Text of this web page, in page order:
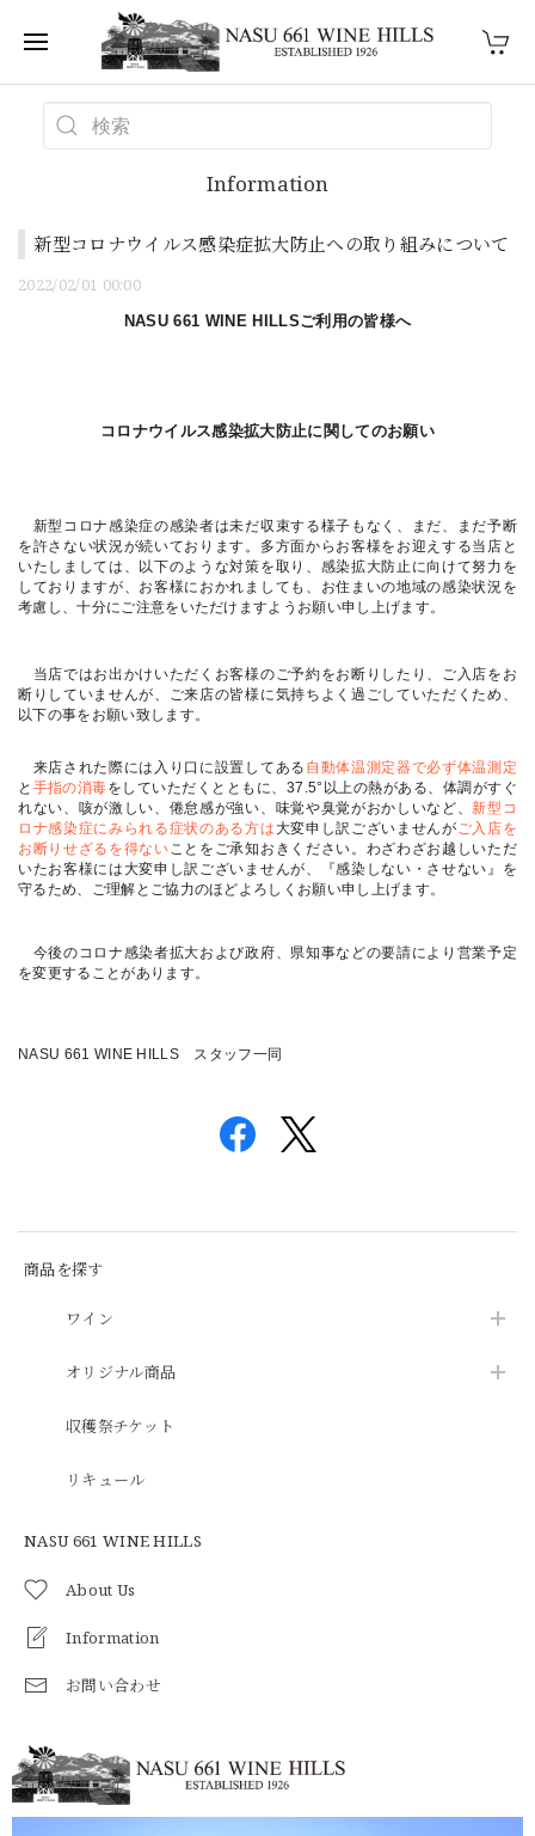
商品を探す
ワイン
オリジナル商品
収穫祭チケット
リキュール
NASU 661 WINE HILLS
About Us
Information
お問い合わせ
Information
新型コロナウイルス感染症拡大防止への取り組みについて
2022/02/01 00:00
NASU 661 WINE HILLSご利用の皆様へ
コロナウイルス感染拡大防止に関してのお願い
新型コロナ感染症の感染者は未だ収束する様子もなく、まだ、まだ予断
を許さない状況が続いております。多方面からお客様をお迎えする当店と
いたしましては、以下のような対策を取り、感染拡大防止に向けて努力を
しておりますが、お客様におかれましても、お住まいの地域の感染状況を
考慮し、十分にご注意をいただけますようお願い申し上げます。
当店ではお出かけいただくお客様のご予約をお断りしたり、ご入店をお
断りしていませんが、ご来店の皆様に気持ちよく過ごしていただくため、
以下の事をお願い致します。
来店された際には入り口に設置してある 自動体温測定器で必ず体温測定
と 手指の消毒をしていただくとともに、 37.5° 以上の熱がある、体調がすぐ
れない、咳が激しい、倦怠感が強い、味覚や臭覚がおかしいなど、新型コ
ロナ感染症にみられる症状のある方は 大変申し訳ございませんがご入店を
お断りせざるを得ないことをご承知おきください。わざわざお越しいただ
いたお客様には大変申し訳ございませんが、『感染しない・させない』を
守るため、ご理解とご協力のほどよろしくお願い申し上げます。
今後のコロナ感染者拡大および政府、県知事などの要請により営業予定
を変更することがあります。
NASU 661 WINE HILLS スタッフ一同